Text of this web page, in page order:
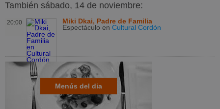
También sábado, 14 de noviembre:
20:00
Miki Dkai, Padre de Familia
Espectáculo en Cultural Cordón
Menús del dia